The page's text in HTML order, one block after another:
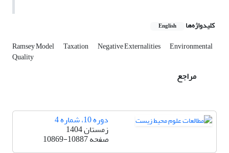
کلیدواژه‌ها English
Ramsey Model Taxation Negative Externalities Environmental
Quality
مراجع
دوره 10، شماره 4
زمستان 1404
صفحه10869-10887